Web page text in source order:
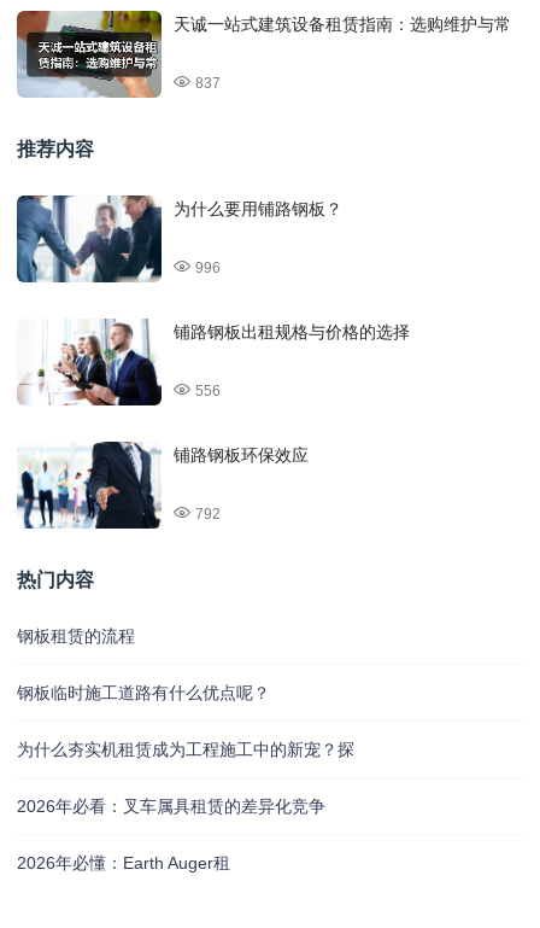
天诚一站式建筑设备租赁指南：选购维护与常
837
推荐内容
为什么要用铺路钢板？
996
铺路钢板出租规格与价格的选择
556
铺路钢板环保效应
792
热门内容
钢板租赁的流程
钢板临时施工道路有什么优点呢？
为什么夯实机租赁成为工程施工中的新宠？探
2026年必看：叉车属具租赁的差异化竞争
2026年必懂：Earth Auger租